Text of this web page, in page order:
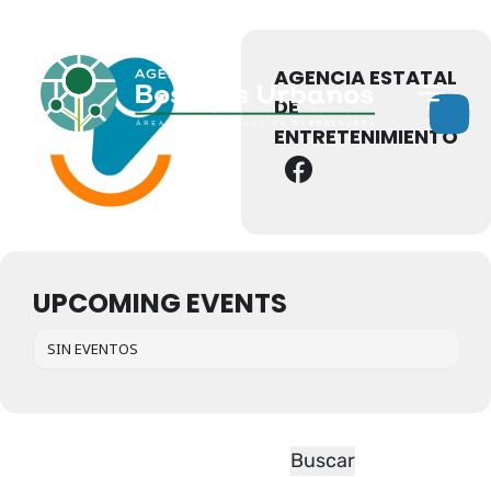
AGENCIA ESTATAL
DE
ENTRETENIMIENTO
UPCOMING EVENTS
SIN EVENTOS